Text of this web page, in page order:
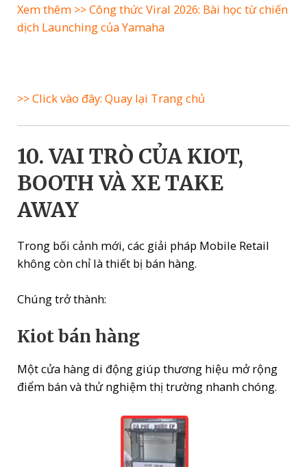
Xem thêm >>Công thức Viral 2026: Bài học từ chiến
dịch Launching của Yamaha
>> Click vào đây: Quay lại Trang chủ
10. VAI TRÒ CỦA KIOT,
BOOTH VÀ XE TAKE
AWAY
Trong bối cảnh mới, các giải pháp Mobile Retail
không còn chỉ là thiết bị bán hàng.
Chúng trở thành:
Kiot bán hàng
Một cửa hàng di động giúp thương hiệu mở rộng
điểm bán và thử nghiệm thị trường nhanh chóng.